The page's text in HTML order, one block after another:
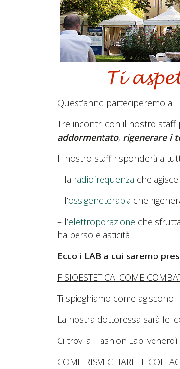
Quest’anno parteciperemo a
Tre incontri con il nostro staff
addormentato, rigenerare i
Il nostro staff risponderà a
– la radiofrequenza che
– l’ossigenoterapia che
– l’elettroporazione che
ha perso elasticità.
Ecco i LAB a cui saremo
FISIOESTETICA: COME
Ti spieghiamo come agiscono
La nostra dottoressa sarà
Ci trovi al Fashion Lab:
COME RISVEGLIARE IL